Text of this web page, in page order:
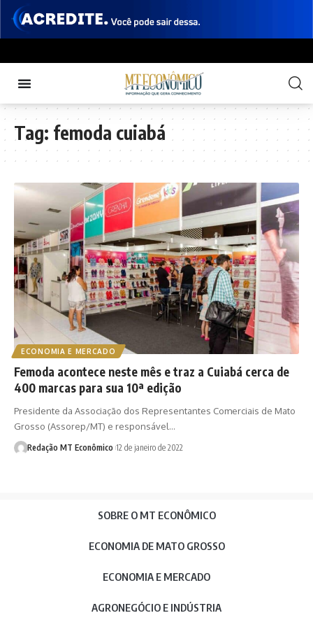
Tag: femoda cuiabá
ECONOMIA E MERCADO
Femoda acontece neste mês e traz a Cuiabá cerca de
400 marcas para sua 10ª edição
Presidente da Associação dos Representantes Comerciais de Mato
Grosso (Assorep/MT) e responsável…
Redação MT Econômico 12 de janeiro de 2022
SOBRE O MT ECONÔMICO
ECONOMIA DE MATO GROSSO
ECONOMIA E MERCADO
AGRONEGÓCIO E INDÚSTRIA